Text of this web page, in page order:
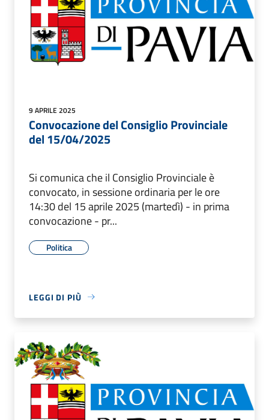
9 APRILE 2025
Convocazione del Consiglio Provinciale
del 15/04/2025
Si comunica che il Consiglio Provinciale è
convocato, in sessione ordinaria per le ore
14:30 del 15 aprile 2025 (martedì) - in prima
convocazione - pr...
Politica
LEGGI DI PIÙ